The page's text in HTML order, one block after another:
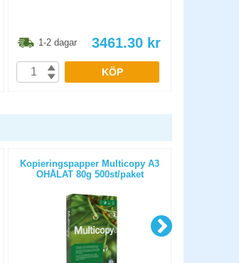
1-2 dagar 3461.30 kr
KÖP
Kopieringspapper Multicopy A3
OHÅLAT 80g 500st/paket